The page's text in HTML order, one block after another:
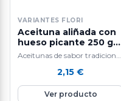
VARIANTES FLORI
Aceituna aliñada con
hueso picante 250 g.
aprox.
Aceitunas de sabor tradicional
2,15 €
Ver producto